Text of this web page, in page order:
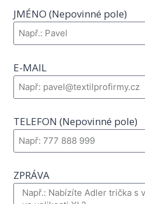
JMÉNO (Nepovinné pole)
E-MAIL
TELEFON (Nepovinné pole)
ZPRÁVA